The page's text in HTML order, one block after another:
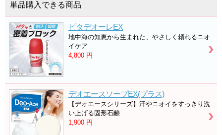
単品購入できる商品
ピタデオーレEX
地中海の知恵から生まれた、やさしく頼れるニオ
イケア
4,800 円
デオエースソープEX(プラス)
【デオエースシリーズ】汗やニオイをすっきり洗
い上げる固形石鹸
1,900 円